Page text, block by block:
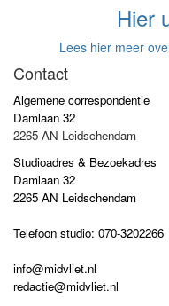
Hier
Lees hier meer
Contact
Algemene correspondentie
Damlaan 32
2265 AN Leidschendam
Studioadres & Bezoekadres
Damlaan 32
2265 AN Leidschendam
Telefoon studio: 070-3202266
info@midvliet.nl
redactie@midvliet.nl